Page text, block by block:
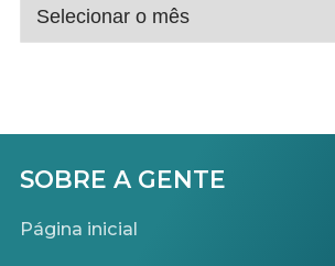
ARQUIVO
OS
SOBRE A GENTE
Página inicial